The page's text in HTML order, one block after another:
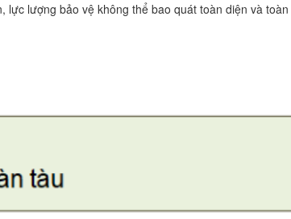
lượng bảo vệ không thể bao quát toàn diện và